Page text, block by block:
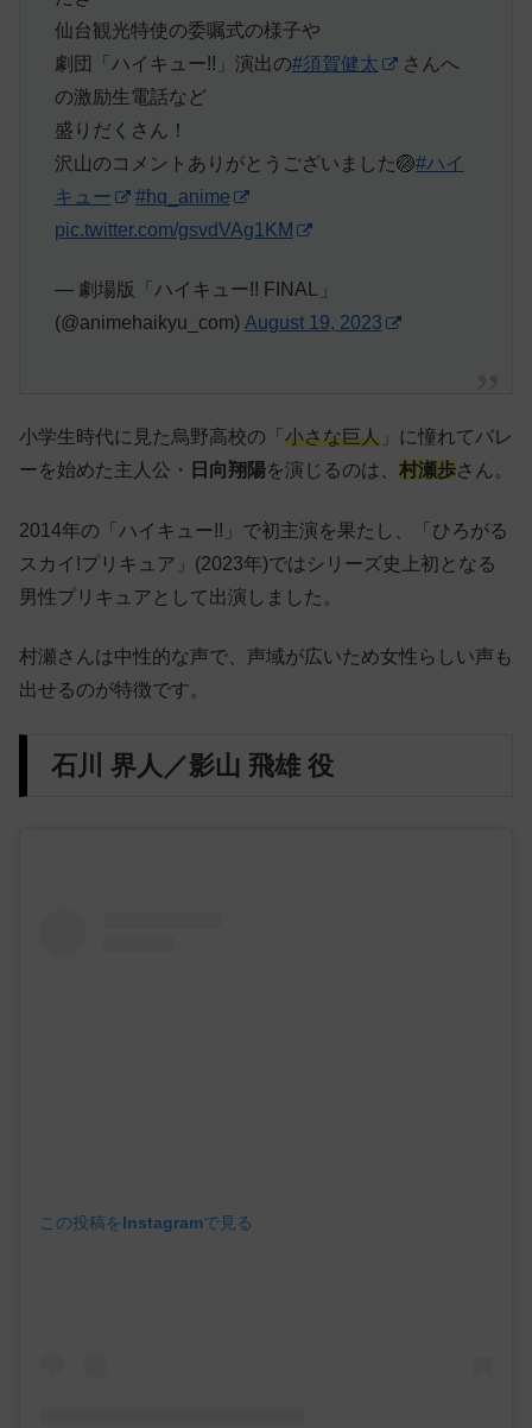
仙台観光特使の委嘱式の様子や
劇団「ハイキュー!!」演出の#須賀健太
さんへ
の激励生電話など
盛りだくさん！
沢山のコメントありがとうございました🏐#ハイ
キュー
#hq_anime
pic.twitter.com/gsvdVAg1KM
— 劇場版「ハイキュー!! FINAL」
(@animehaikyu_com) August 19, 2023
小学生時代に見た烏野高校の「 小さな巨人 」に憧れてバレ
ーを始めた主人公・ 日向翔陽を演じるのは、 村瀬歩さん。
2014年の「ハイキュー!!」で初主演を果たし、「ひろがる
スカイ!プリキュア」(2023年)ではシリーズ史上初となる
男性プリキュアとして出演しました。
村瀬さんは中性的な声で、声域が広いため女性らしい声も
出せるのが特徴です。
石川 界人／影山 飛雄 役
この投稿をInstagramで見る